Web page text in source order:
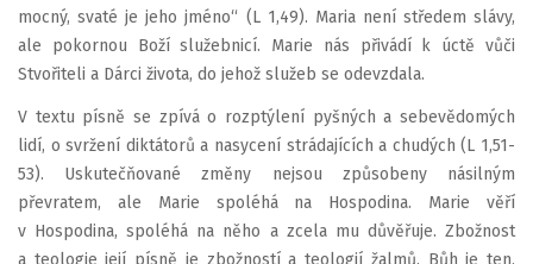
mocný, svaté je jeho jméno“ (L 1,49). Maria není středem slávy,
ale pokornou Boží služebnicí. Marie nás přivádí k úctě vůči
Stvořiteli a Dárci života, do jehož služeb se odevzdala.
V textu písně se zpívá o rozptýlení pyšných a sebevědomých
lidí, o svržení diktátorů a nasycení strádajících a chudých (L 1,51-
53). Uskutečňované změny nejsou způsobeny násilným
převratem, ale Marie spoléhá na Hospodina. Marie věří
v Hospodina, spoléhá na něho a zcela mu důvěřuje. Zbožnost
a teologie její písně je zbožností a teologií žalmů. Bůh je ten,